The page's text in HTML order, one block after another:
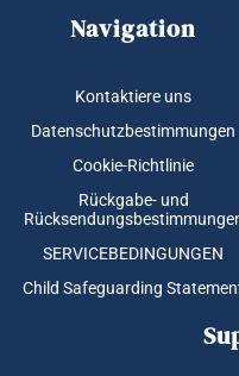
Navigation
Kontaktiere uns
Datenschutzbestimmungen
Cookie-Richtlinie
Rückgabe- und
SERVICEBEDINGUNGEN
Child Safeguarding